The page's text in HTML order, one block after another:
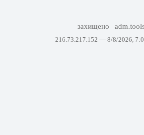
захищено
216.73.217.152 — 8/8/2026,